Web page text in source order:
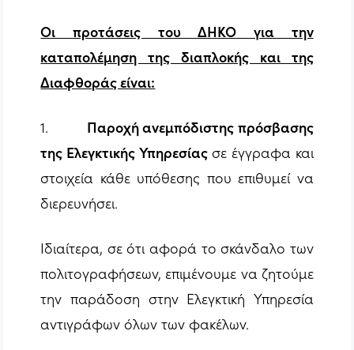
Οι προτάσεις του ΔΗΚΟ για την
καταπολέμηση της διαπλοκής και της
Διαφθοράς είναι:
1. Παροχή ανεμπόδιστης πρόσβασης
της Ελεγκτικής Υπηρεσίαςσε έγγραφα και
στοιχεία κάθε υπόθεσης που επιθυμεί να
διερευνήσει.
Ιδιαίτερα, σε ότι αφορά το σκάνδαλο των
πολιτογραφήσεων, επιμένουμε να ζητούμε
την παράδοση στην Ελεγκτική Υπηρεσία
αντιγράφων όλων των φακέλων.